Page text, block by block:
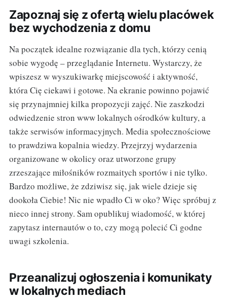
Zapoznaj się z ofertą wielu placówek
bez wychodzenia z domu
Na początek idealne rozwiązanie dla tych, którzy cenią
sobie wygodę – przeglądanie Internetu. Wystarczy, że
wpiszesz w wyszukiwarkę miejscowość i aktywność,
która Cię ciekawi i gotowe. Na ekranie powinno pojawić
się przynajmniej kilka propozycji zajęć. Nie zaszkodzi
odwiedzenie stron www lokalnych ośrodków kultury, a
także serwisów informacyjnych. Media społecznościowe
to prawdziwa kopalnia wiedzy. Przejrzyj wydarzenia
organizowane w okolicy oraz utworzone grupy
zrzeszające miłośników rozmaitych sportów i nie tylko.
Bardzo możliwe, że zdziwisz się, jak wiele dzieje się
dookoła Ciebie! Nic nie wpadło Ci w oko? Więc spróbuj z
nieco innej strony. Sam opublikuj wiadomość, w której
zapytasz internautów o to, czy mogą polecić Ci godne
uwagi szkolenia.
Przeanalizuj ogłoszenia i komunikaty
w lokalnych mediach